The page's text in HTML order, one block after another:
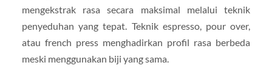
mengekstrak rasa secara maksimal melalui teknik
penyeduhan yang tepat. Teknik espresso, pour over,
atau french press menghadirkan profil rasa berbeda
meski menggunakan biji yang sama.